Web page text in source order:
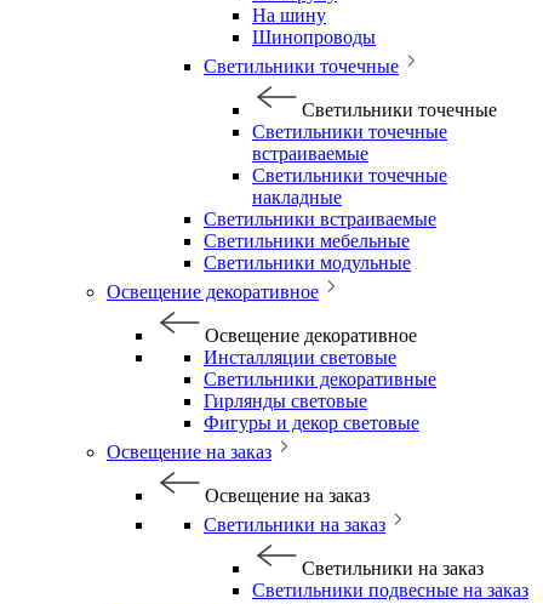
На шину
Шинопроводы
Светильники точечные
Светильники точечные
Светильники точечные
встраиваемые
Светильники точечные
накладные
Светильники встраиваемые
Светильники мебельные
Светильники модульные
Освещение декоративное
Освещение декоративное
Инсталляции световые
Светильники декоративные
Гирлянды световые
Фигуры и декор световые
Освещение на заказ
Освещение на заказ
Светильники на заказ
Светильники на заказ
Светильники подвесные на заказ